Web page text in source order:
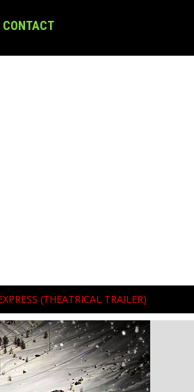
CONTACT
(THEATRICAL TRAILER)